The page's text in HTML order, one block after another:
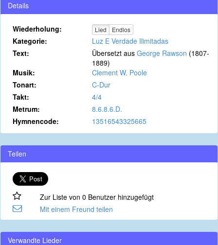
Details
Wiederholung: Lied Endlos
Kategorie:
Luz E Verdade Ilimitadas
Text:
Übersetzt aus George Rawson (1807-
1889)
Musik:
Clement W. Poole
Tonart:
C-Dur
Takt:
4/4
Metrum:
8.6.8.6.D.
Hymnencode:
13516543325665
Teilen
Zur Liste von 0 Benutzer hinzugefügt
Mit einem Freund teilen
Verwandte Lieder